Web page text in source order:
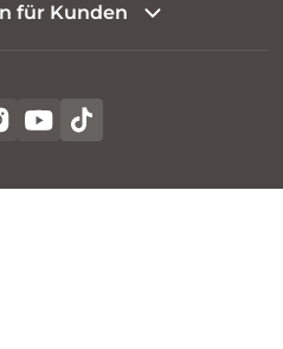
für Kunden